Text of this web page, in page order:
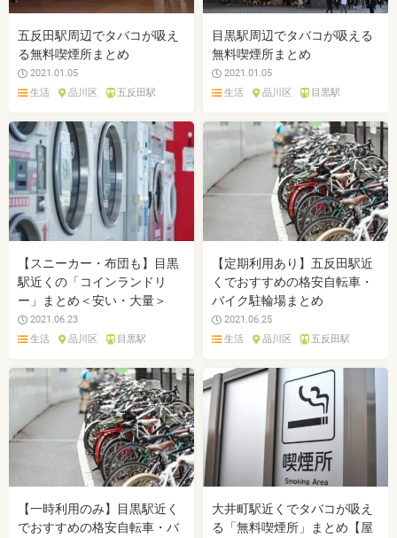
五反田駅周辺でタバコが吸え
る無料喫煙所まとめ
2021.01.05
生活
品川区 五反田駅
目黒駅周辺でタバコが吸える
無料喫煙所まとめ
2021.01.05
生活
品川区 目黒駅
【スニーカー・布団も】目黒
駅近くの「コインランドリ
ー」まとめ＜安い・大量＞
2021.06.23
生活
品川区 目黒駅
【定期利用あり】五反田駅近
くでおすすめの格安自転車・
バイク駐輪場まとめ
2021.06.25
生活
品川区 五反田駅
【一時利用のみ】目黒駅近く
でおすすめの格安自転車・バ
大井町駅近くでタバコが吸え
る「無料喫煙所」まとめ【屋